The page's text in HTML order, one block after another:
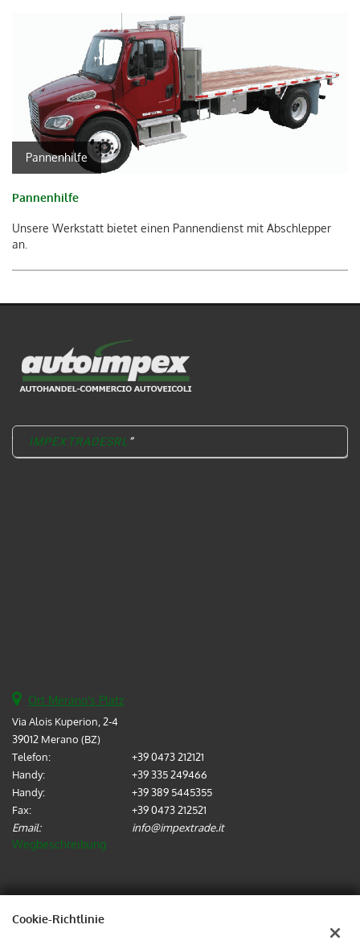
Pannenhilfe
Pannenhilfe
Unsere Werkstatt bietet einen Pannendienst mit Abschlepper
an.
IMPEXTRADESRL
Ort Merano's Platz
Via Alois Kuperion, 2-4
39012 Merano (BZ)
Telefon:
+39 0473 212121
Handy:
+39 335 249466
Handy:
+39 389 5445355
Fax:
+39 0473 212521
Email:
info@impextrade.it
Wegbeschreibung
IMPEX TRADE SRL
Cookie-Richtlinie